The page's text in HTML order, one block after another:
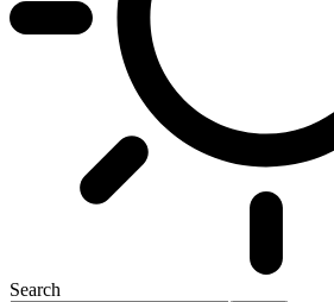
Search